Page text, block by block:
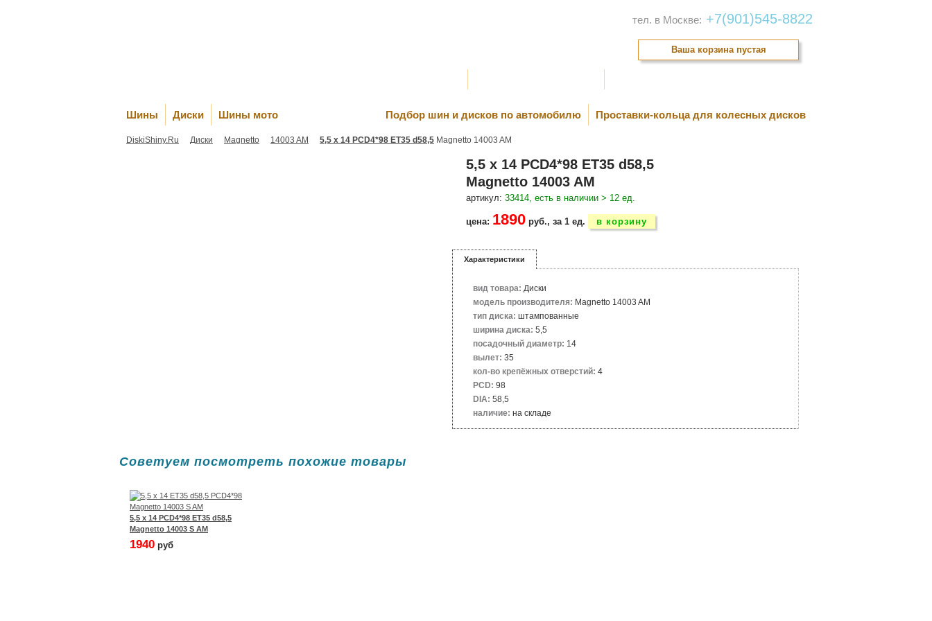
тел. в Москве: +7(901)545-8822
Ваша корзина пустая
Шины Диски Шины мото Подбор шин и дисков по автомобилю Проставки-кольца для колесных дисков
DiskiShiny.Ru Диски Magnetto 14003 AM 5,5 x 14 PCD4*98 ET35 d58,5 Magnetto 14003 AM
5,5 x 14 PCD4*98 ET35 d58,5
Magnetto 14003 AM
артикул: 33414, есть в наличии > 12 ед.
цена: 1890 руб., за 1 ед. в корзину
Характеристики
вид товара: Диски
модель производителя: Magnetto 14003 AM
тип диска: штампованные
ширина диска: 5,5
посадочный диаметр: 14
вылет: 35
кол-во крепёжных отверстий: 4
PCD: 98
DIA: 58,5
наличие: на складе
Cоветуем посмотреть похожие товары
5,5 x 14 PCD4*98 ET35 d58,5
Magnetto 14003 S AM
1940 руб